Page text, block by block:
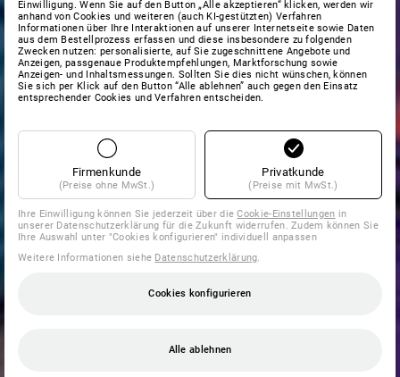
Einwilligung. Wenn Sie auf den Button „Alle akzeptieren“ klicken, werden wir
anhand von Cookies und weiteren (auch KI-gestützten) Verfahren
Informationen über Ihre Interaktionen auf unserer Internetseite sowie Daten
aus dem Bestellprozess erfassen und diese insbesondere zu folgenden
Zwecken nutzen: personalisierte, auf Sie zugeschnittene Angebote und
Anzeigen, passgenaue Produktempfehlungen, Marktforschung sowie
Anzeigen- und Inhaltsmessungen. Sollten Sie dies nicht wünschen, können
Sie sich per Klick auf den Button “Alle ablehnen” auch gegen den Einsatz
entsprechender Cookies und Verfahren entscheiden.
Firmenkunde
(Preise ohne MwSt.)
Privatkunde
(Preise mit MwSt.)
Ihre Einwilligung können Sie jederzeit über dieCookie-Einstellungen in
unserer Datenschutzerklärung für die Zukunft widerrufen. Zudem können Sie
Ihre Auswahl unter "Cookies konfigurieren" individuell anpassen
Weitere Informationen siehe Datenschutzerklärung
Cookies konfigurieren
Alle ablehnen